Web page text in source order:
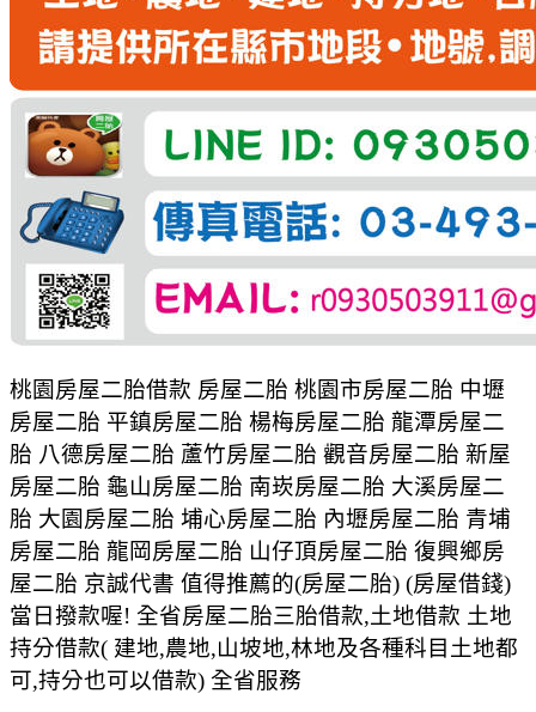
桃園房屋二胎借款 房屋二胎 桃園市房屋二胎 中壢
房屋二胎 平鎮房屋二胎 楊梅房屋二胎 龍潭房屋二
胎 八德房屋二胎 蘆竹房屋二胎 觀音房屋二胎 新屋
房屋二胎 龜山房屋二胎 南崁房屋二胎 大溪房屋二
胎 大園房屋二胎 埔心房屋二胎 內壢房屋二胎 青埔
房屋二胎 龍岡房屋二胎 山仔頂房屋二胎 復興鄉房
屋二胎 京誠代書 值得推薦的(房屋二胎) (房屋借錢)
當日撥款喔! 全省房屋二胎三胎借款,土地借款 土地
持分借款( 建地,農地,山坡地,林地及各種科目土地都
可,持分也可以借款) 全省服務